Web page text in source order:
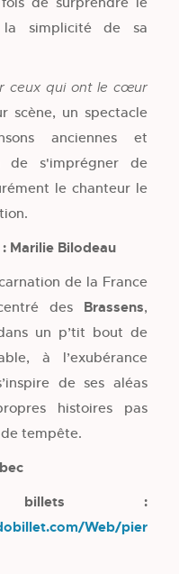
simplicité de sa
ceux qui ont le cœur
scène, un spectacle
anciennes et
de s'imprégner de
le chanteur le
Marilie Bilodeau
de la France
des Brassens,
un p’tit bout de
à l’exubérance
de ses aléas
histoires pas
tempête.
billets :
Web/pier